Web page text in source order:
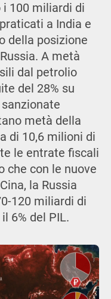
100 miliardi di
a India e
della posizione
A metà
dal petrolio
del 28% su
metà della
di 10,6 milioni di
le entrate fiscali
che con le nuove
la Russia
120 miliardi di
6% del PIL.